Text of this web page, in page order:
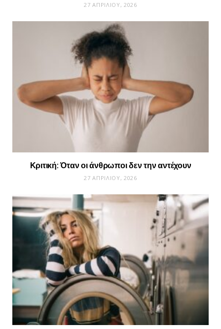
27 ΑΠΡΙΛΊΟΥ, 2026
Κριτική: Όταν οι άνθρωποι δεν την αντέχουν
27 ΑΠΡΙΛΊΟΥ, 2026